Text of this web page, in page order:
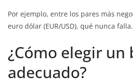
Por ejemplo, entre los pares más
euro dólar (EUR/USD), qué nunca falla.
¿Cómo elegir un
adecuado?